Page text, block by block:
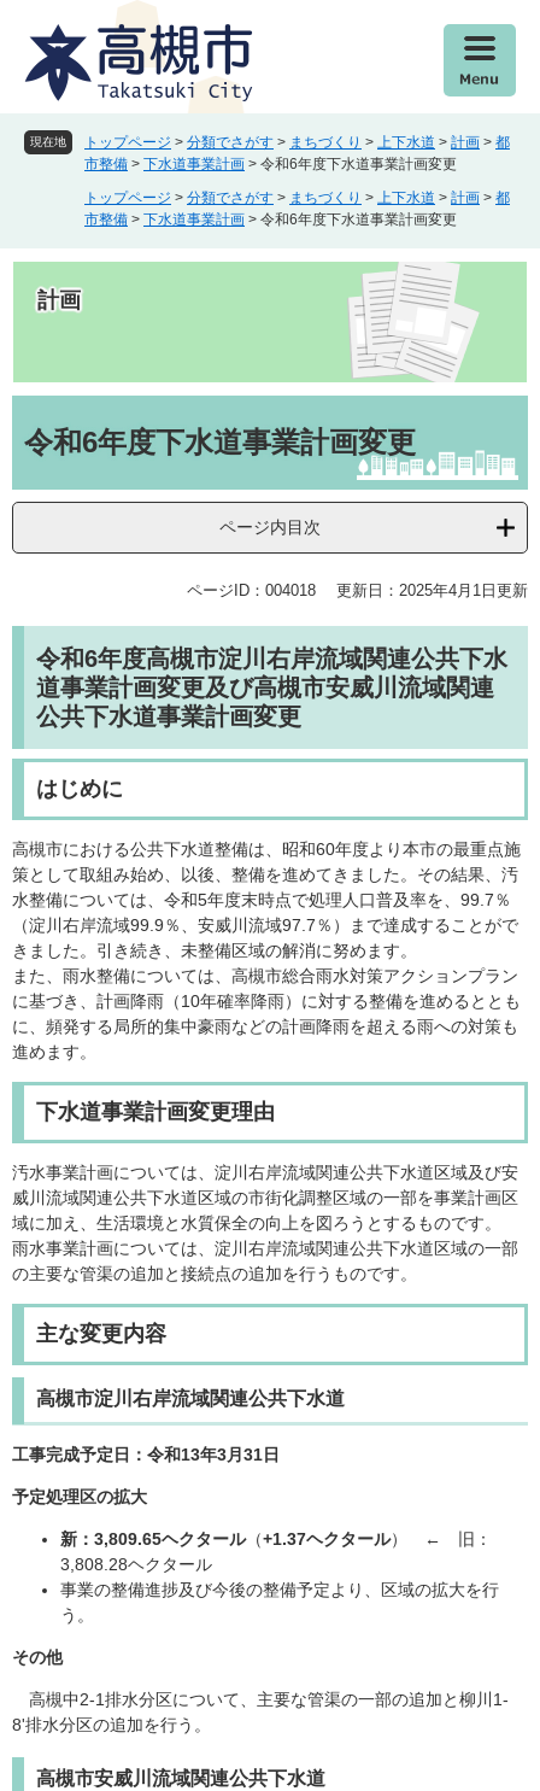
文
現在地 トップページ > 分類でさがす > まちづくり > 上下水道 > 計画 > 都
市整備 > 下水道事業計画 > 令和6年度下水道事業計画変更
トップページ > 分類でさがす > まちづくり > 上下水道 > 計画 > 都
市整備 > 下水道事業計画 > 令和6年度下水道事業計画変更
計画
令和6年度下水道事業計画変更
ページ内目次
ページID：004018 更新日：2025年4月1日更新
令和6年度高槻市淀川右岸流域関連公共下水
道事業計画変更及び高槻市安威川流域関連
公共下水道事業計画変更
はじめに
高槻市における公共下水道整備は、昭和60年度より本市の最重点施
策として取組み始め、以後、整備を進めてきました。その結果、汚
水整備については、令和5年度末時点で処理人口普及率を、99.7％
（淀川右岸流域99.9％、安威川流域97.7％）まで達成することがで
きました。引き続き、未整備区域の解消に努めます。
また、雨水整備については、高槻市総合雨水対策アクションプラン
に基づき、計画降雨（10年確率降雨）に対する整備を進めるととも
に、頻発する局所的集中豪雨などの計画降雨を超える雨への対策も
進めます。
下水道事業計画変更理由
汚水事業計画については、淀川右岸流域関連公共下水道区域及び安
威川流域関連公共下水道区域の市街化調整区域の一部を事業計画区
域に加え、生活環境と水質保全の向上を図ろうとするものです。
雨水事業計画については、淀川右岸流域関連公共下水道区域の一部
の主要な管渠の追加と接続点の追加を行うものです。
主な変更内容
高槻市淀川右岸流域関連公共下水道
工事完成予定日：令和13年3月31日
予定処理区の拡大
新：3,809.65ヘクタール（+1.37ヘクタール） ← 旧：
3,808.28ヘクタール
事業の整備進捗及び今後の整備予定より、区域の拡大を行
う。
その他
高槻中2-1排水分区について、主要な管渠の一部の追加と柳川1-
8'排水分区の追加を行う。
高槻市安威川流域関連公共下水道